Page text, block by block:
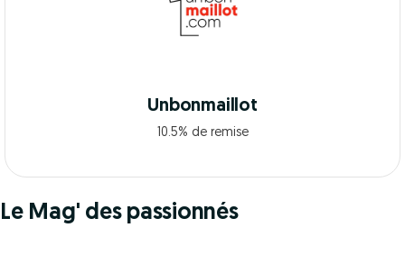
Unbonmaillot
10.5% de remise
Le Mag' des passionnés